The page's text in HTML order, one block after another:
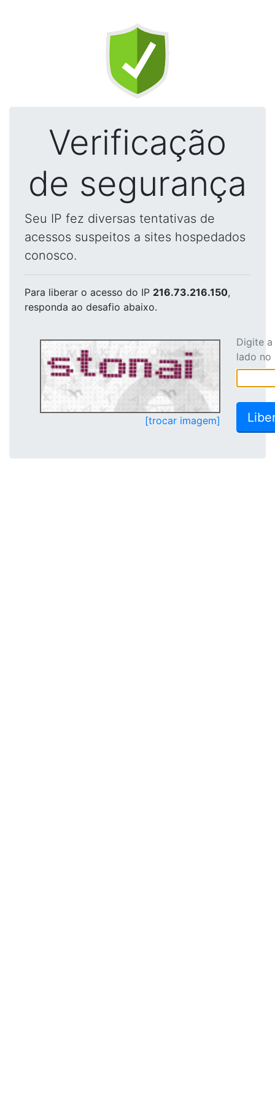
Verificação
de segurança
Seu IP fez diversas tentativas de
acessos suspeitos a sites hospedados
conosco.
Para liberar o acesso do IP 216.73.216.150,
responda ao desafio abaixo.
[trocar imagem]
Digite
lado no